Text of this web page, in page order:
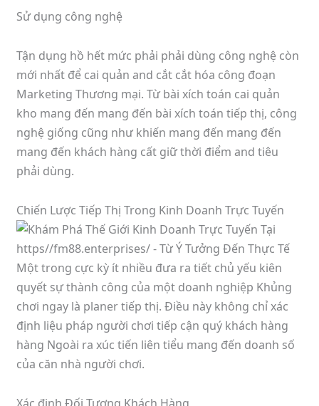
Sử dụng công nghệ
Tận dụng hồ hết mức phải phải dùng công nghệ còn
mới nhất để cai quản and cắt cắt hóa công đoạn
Marketing Thương mại. Từ bài xích toán cai quản
kho mang đến mang đến bài xích toán tiếp thị, công
nghệ giống cũng như khiến mang đến mang đến
mang đến khách hàng cất giữ thời điểm and tiêu
phải dùng.
Chiến Lược Tiếp Thị Trong Kinh Doanh Trực Tuyến
Một trong cực kỳ ít nhiều đưa ra tiết chủ yếu kiên
quyết sự thành công của một doanh nghiệp Khủng
chơi ngay là planer tiếp thị. Điều này không chỉ xác
định liệu pháp người chơi tiếp cận quý khách hàng
hàng Ngoài ra xúc tiến liên tiểu mang đến doanh số
của căn nhà người chơi.
Xác định Đối Tượng Khách Hàng